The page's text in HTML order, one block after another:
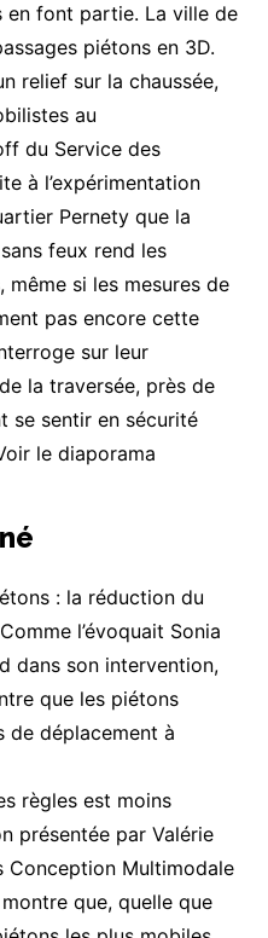
font partie. La ville de
piétons en 3D.
relief sur la chaussée,
au
du Service des
à l’expérimentation
Pernety que la
feux rend les
si les mesures de
pas encore cette
sur leur
la traversée, près de
se sentir en sécurité
le diaporama
: la réduction du
l’évoquait Sonia
dans son intervention,
que les piétons
de déplacement à
règles est moins
présentée par Valérie
Conception Multimodale
que, quelle que